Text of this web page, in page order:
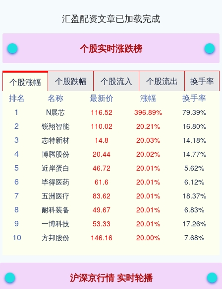
汇盈配资文章已加载完成
个股实时涨跌榜
个股涨幅 个股跌幅 个股流入 个股流出
换手率
排名
名称 最新价 涨幅
换手率
1
N展芯 116.52 396.89% 79.39%
2 锐翔智能 110.02 20.21% 16.80%
3 志特新材 14.8 20.03% 14.18%
4 博腾股份 20.44 20.02% 14.77%
5 近岸蛋白 46.72 20.01% 5.62%
6 毕得医药 61.6 20.01% 6.12%
7 五洲医疗 83.62 20.01% 18.37%
8 耐科装备 49.67 20.01% 6.83%
9 一博科技 53.33 20.01% 17.26%
10 方邦股份 146.16 20.00% 7.68%
沪深京行情 实时轮播